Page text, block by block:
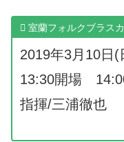
室蘭フォルクブラス
2019年3月10
13:30開場
指揮/三浦徹也